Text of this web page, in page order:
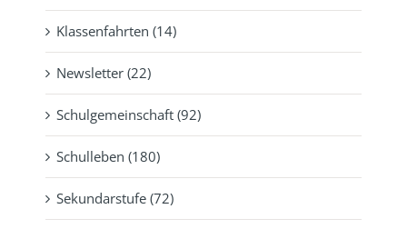
Klassenfahrten (14)
Newsletter (22)
Schulgemeinschaft (92)
Schulleben (180)
Sekundarstufe (72)